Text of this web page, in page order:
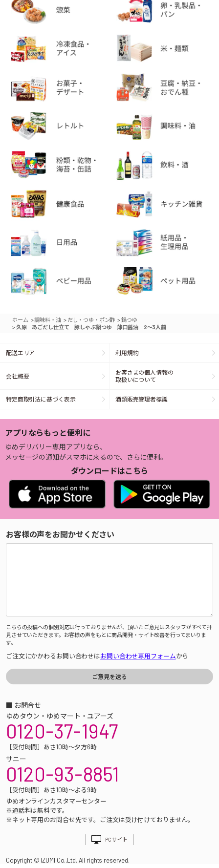
ホーム >調味料・油 > だし・つゆ・ポン酢 >鍋つゆ
>久原 あごだし仕立て 豚しゃぶ鍋つゆ 薄口醤油 2～3人前
配送エリア 利用規約
会社概要
お客さまの個人情報の
取扱いについて
特定商取引法に基づく表示 酒類販売管理者標識
アプリならもっと便利に
ゆめデリバリー専用アプリなら、
メッセージの通知がスマホに来るので、さらに便利。
ダウンロードはこちら
お客様の声をお聞かせください
こちらの投稿への個別対応は行っておりませんが、頂いたご意見はスタッフがすべて拝
見させていただきます。お客様の声をもとに商品開発・サイト改善を行ってまいりま
す。
ご注文にかかわるお問い合わせはお問い合わせ専用フォームから
■ お問合せ
ゆめタウン・ゆめマート・ユアーズ
0120-37-1947
［受付時間］あさ10時～夕方6時
サニー
0120-93-8851
［受付時間］あさ10時～よる9時
ゆめオンラインカスタマーセンター
※通話料は無料です。
※ネット専用のお問合せ先です。ご注文は受け付けておりません。
PCサイト
Copyright © IZUMI Co.,Ltd. All rights reserved.